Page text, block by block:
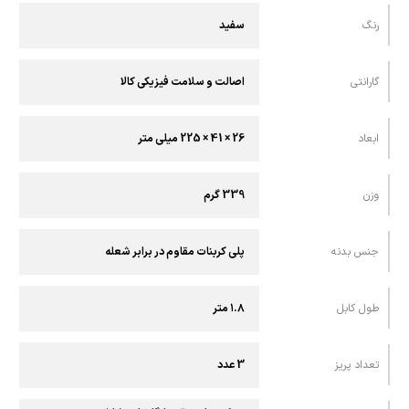
رنگ سفید
گارانتی اصالت و سلامت فیزیکی کالا
ابعاد 26 × 41 × 225 میلی متر
وزن 339 گرم
جنس بدنه پلی کربنات مقاوم در برابر شعله
طول کابل ۱.۸ متر
تعداد پریز 3 عدد